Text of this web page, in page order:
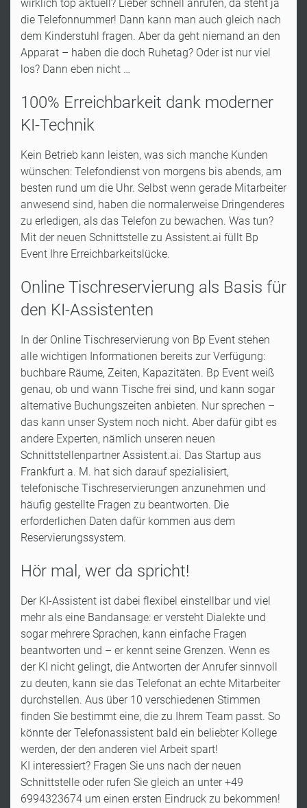
wirklich top aktuell? Lieber schnell anrufen, da steht ja
die Telefonnummer! Dann kann man auch gleich nach
dem Kinderstuhl fragen. Aber da geht niemand an den
Apparat – haben die doch Ruhetag? Oder ist nur viel
los? Dann eben nicht …
100% Erreichbarkeit dank moderner
KI-Technik
Kein Betrieb kann leisten, was sich manche Kunden
wünschen: Telefondienst von morgens bis abends, am
besten rund um die Uhr. Selbst wenn gerade Mitarbeiter
anwesend sind, haben die normalerweise Dringenderes
zu erledigen, als das Telefon zu bewachen. Was tun?
Mit der neuen Schnittstelle zu Assistent.ai füllt Bp
Event Ihre Erreichbarkeitslücke.
Online Tischreservierung als Basis für
den KI-Assistenten
In der Online Tischreservierung von Bp Event stehen
alle wichtigen Informationen bereits zur Verfügung:
buchbare Räume, Zeiten, Kapazitäten. Bp Event weiß
genau, ob und wann Tische frei sind, und kann sogar
alternative Buchungszeiten anbieten. Nur sprechen –
das kann unser System noch nicht. Aber dafür gibt es
andere Experten, nämlich unseren neuen
Schnittstellenpartner Assistent.ai. Das Startup aus
Frankfurt a. M. hat sich darauf spezialisiert,
telefonische Tischreservierungen anzunehmen und
häufig gestellte Fragen zu beantworten. Die
erforderlichen Daten dafür kommen aus dem
Reservierungssystem.
Hör mal, wer da spricht!
Der KI-Assistent ist dabei flexibel einstellbar und viel
mehr als eine Bandansage: er versteht Dialekte und
sogar mehrere Sprachen, kann einfache Fragen
beantworten und – er kennt seine Grenzen. Wenn es
der KI nicht gelingt, die Antworten der Anrufer sinnvoll
zu deuten, kann sie das Telefonat an echte Mitarbeiter
durchstellen. Aus über 10 verschiedenen Stimmen
finden Sie bestimmt eine, die zu Ihrem Team passt. So
könnte der Telefonassistent bald ein beliebter Kollege
werden, der den anderen viel Arbeit spart!
KI interessiert? Fragen Sie uns nach der neuen
Schnittstelle oder rufen Sie gleich an unter +49
6994323674 um einen ersten Eindruck zu bekommen!